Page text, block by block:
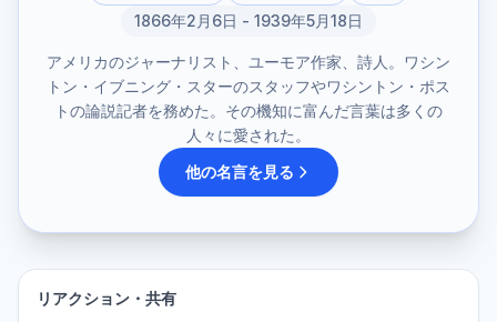
1866年2月6日 - 1939年5月18日
アメリカのジャーナリスト、ユーモア作家、詩人。ワシン
トン・イブニング・スターのスタッフやワシントン・ポス
トの論説記者を務めた。その機知に富んだ言葉は多くの
人々に愛された。
他の名言を見る
リアクション・共有